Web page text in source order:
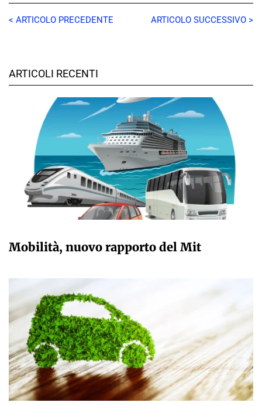
< ARTICOLO PRECEDENTE ARTICOLO SUCCESSIVO >
ARTICOLI RECENTI
Mobilità, nuovo rapporto del Mit